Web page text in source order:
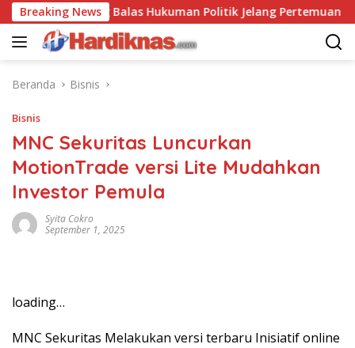
Langsung
ke
konten
Breaking News
China Saling Balas Hukuman Politik Jelang Pertemuan
Beranda Bisnis
Bisnis
MNC Sekuritas Luncurkan
MotionTrade versi Lite Mudahkan
Investor Pemula
Syita Cokro
September 1, 2025
loading…
MNC Sekuritas Melakukan versi terbaru Inisiatif online